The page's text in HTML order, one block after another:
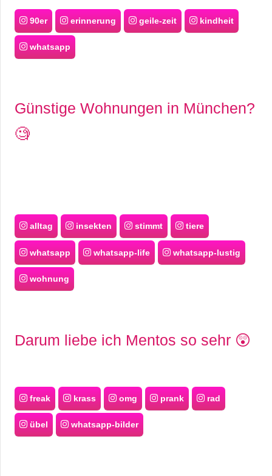
90er erinnerung geile-zeit kindheit
whatsapp
Günstige Wohnungen in München?
🧐
alltag insekten stimmt tiere
whatsapp whatsapp-life whatsapp-lustig
wohnung
Darum liebe ich Mentos so sehr 😲
freak krass omg prank rad
übel whatsapp-bilder